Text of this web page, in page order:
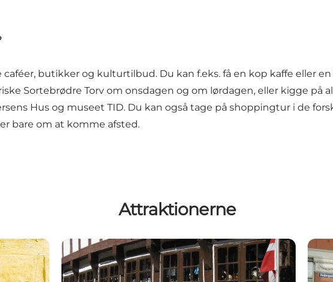
butikker og kulturtilbud. Du kan f.eks. få en kop kaffe eller
Sortebrødre Torv om onsdagen og om lørdagen, eller kigge på
Hus og museet TID. Du kan også tage på shoppingtur i de
bare om at komme afsted.
Attraktionerne
Kramboden (Museumsbutik)